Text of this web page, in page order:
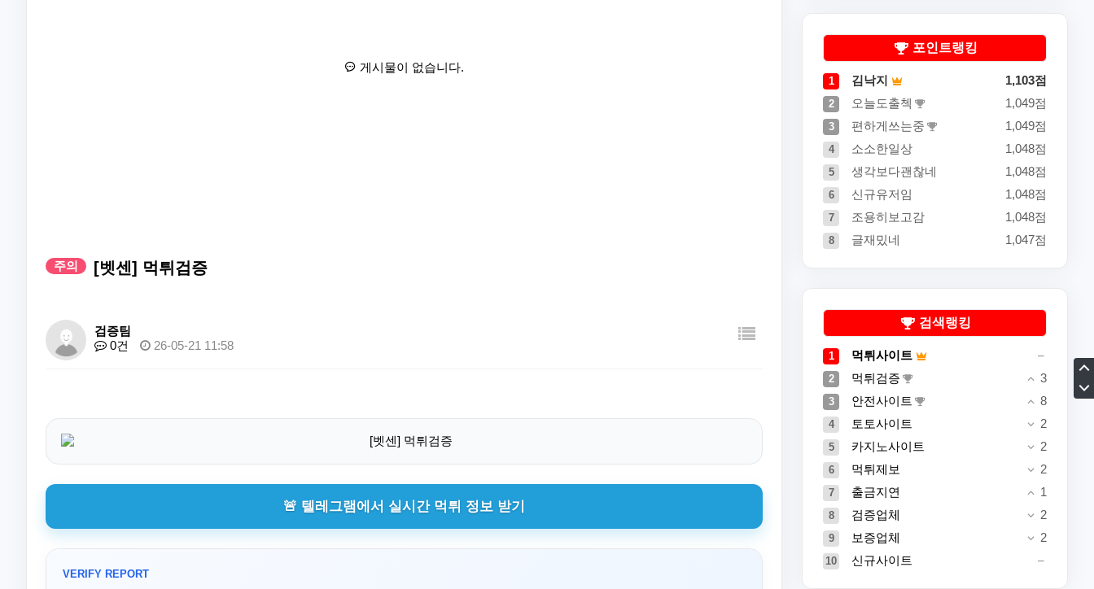
게시물이 없습니다.
주의 [벳센] 먹튀검증
검증팀
0건
26-05-21 11:58
🚨 텔레그램에서 실시간 먹튀 정보 받기
VERIFY REPORT
포인트랭킹
1 김낙지 1,103점
2 오늘도출첵 1,049점
3 편하게쓰는중 1,049점
4 소소한일상 1,048점
5 생각보다괜찮네 1,048점
6 신규유저임 1,048점
7 조용히보고감 1,048점
8 글재밌네 1,047점
검색랭킹
1 먹튀사이트
2 먹튀검증 3
3 안전사이트 8
4 토토사이트 2
5 카지노사이트 2
6 먹튀제보 2
7 출금지연 1
8 검증업체 2
9 보증업체 2
10 신규사이트